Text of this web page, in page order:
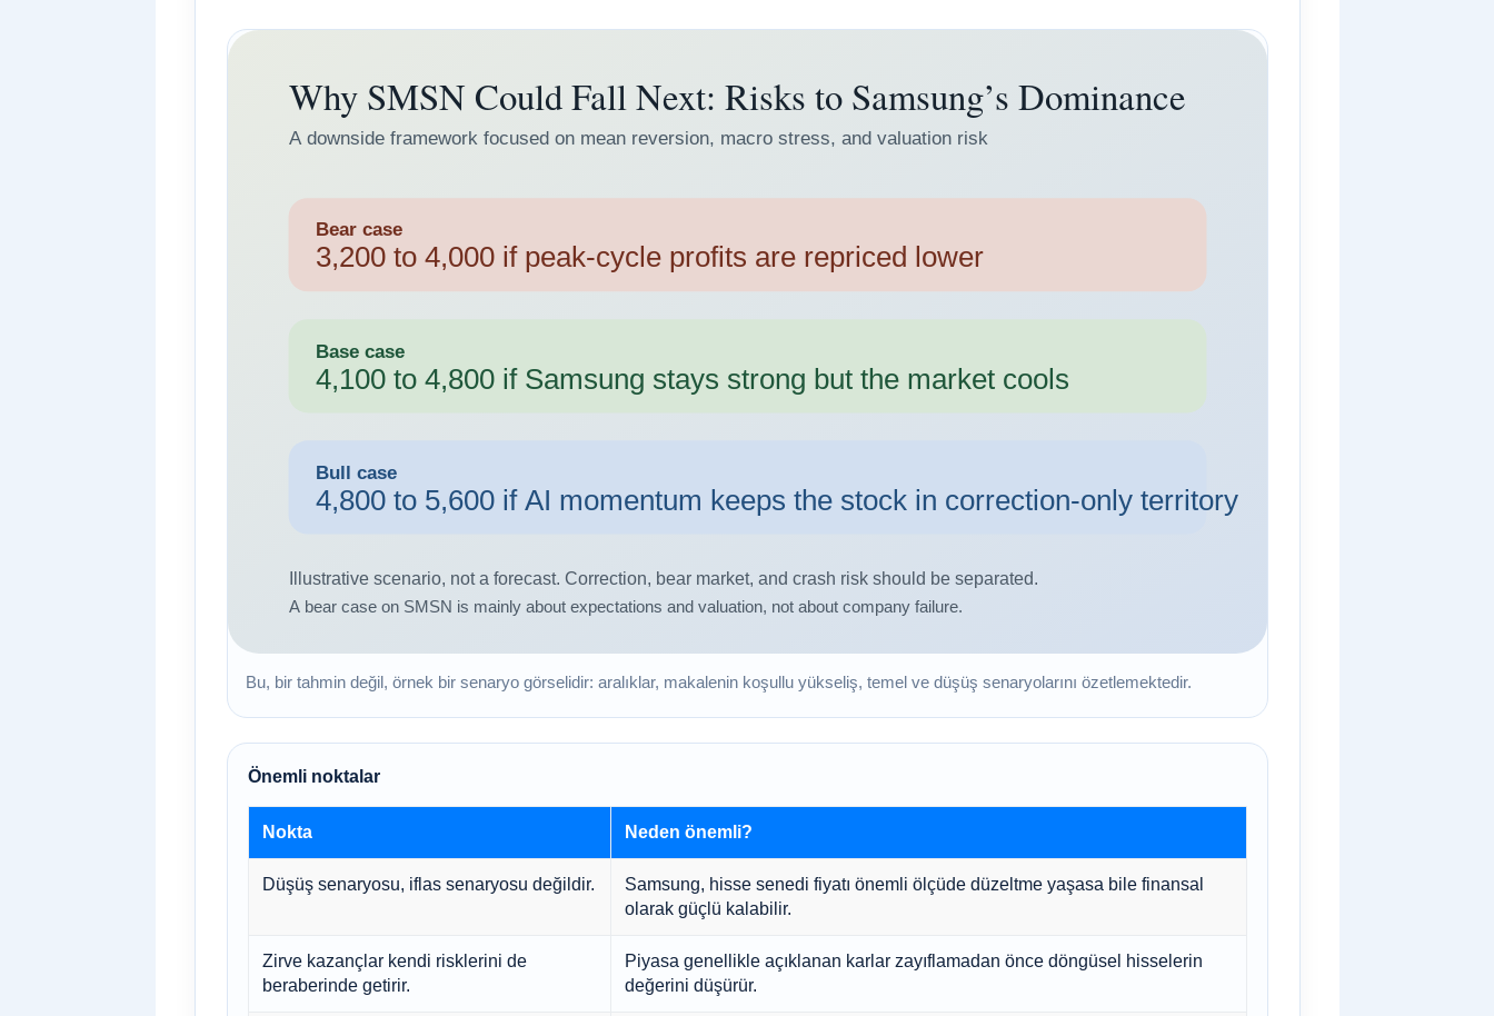
Bu, bir tahmin değil, örnek bir senaryo görselidir: aralıklar, makalenin koşullu yükseliş, temel ve düşüş senaryolarını özetlemektedir.
Önemli noktalar
Nokta Neden önemli?
Düşüş senaryosu, iflas senaryosu değildir.
Samsung, hisse senedi fiyatı önemli ölçüde düzeltme yaşasa bile finansal
olarak güçlü kalabilir.
Zirve kazançlar kendi risklerini de
beraberinde getirir.
Piyasa genellikle açıklanan karlar zayıflamadan önce döngüsel hisselerin
değerini düşürür.